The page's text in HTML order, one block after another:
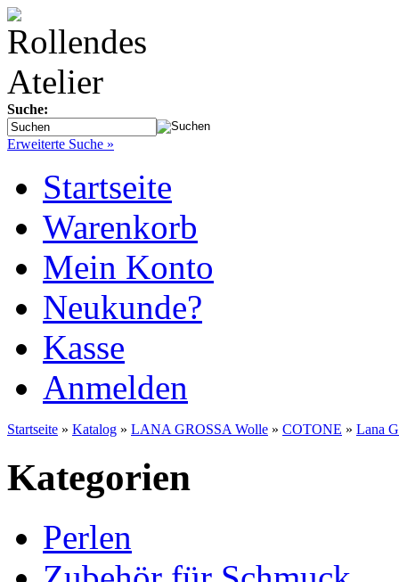
Suche:
Erweiterte Suche »
Startseite
Warenkorb
Mein Konto
Neukunde?
Kasse
Anmelden
Startseite » Katalog » LANA GROSSA Wolle » COTONE » Lana
Kategorien
Perlen